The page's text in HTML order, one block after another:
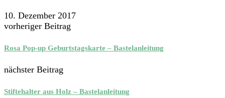
10. Dezember 2017
vorheriger Beitrag
Rosa Pop-up Geburtstagskarte – Bastelanleitung
nächster Beitrag
Stiftehalter aus Holz – Bastelanleitung